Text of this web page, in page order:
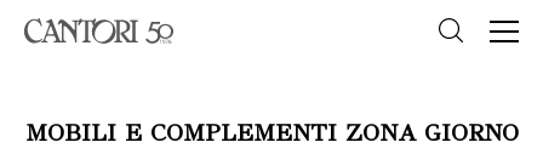
MOBILI E COMPLEMENTI ZONA GIORNO